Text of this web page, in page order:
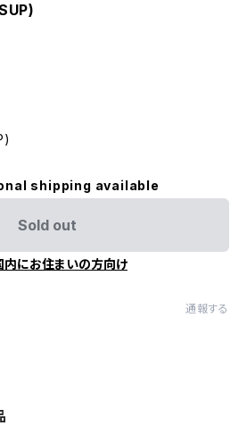
shipping available
Sold out
内にお住まいの方向け
通報する